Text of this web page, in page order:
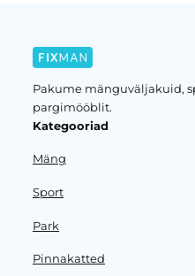
Pakume mänguväljakuid,
pargimööblit.
Kategooriad
Mäng
Sport
Park
Pinnakatted